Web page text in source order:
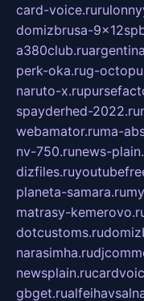
card-voice.ru
domizbrusa-
a380club.ru
perk-oka.rug-
naruto-x.ru
spayderhed-2022.ru
webamator.ruma-
nv-750.runews-
dizfiles.ru
planeta-samara.ru
matrasy-
dotcustoms.ru
narasimha.ru
newsplain.ru
gbget.ru